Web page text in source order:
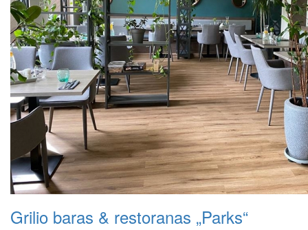
Grilio baras & restoranas „Parks“